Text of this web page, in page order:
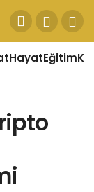
HayatEğitim